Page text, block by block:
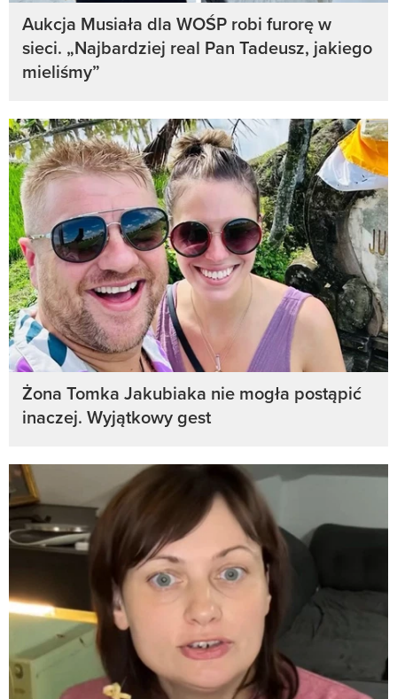
Aukcja Musiała dla WOŚP robi furorę w
sieci. „Najbardziej real Pan Tadeusz, jakiego
mieliśmy”
Żona Tomka Jakubiaka nie mogła postąpić
inaczej. Wyjątkowy gest